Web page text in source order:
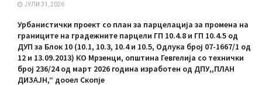
ЈУЛИ 31, 2026
Урбанистички проект со план за парцелација за промена на
границите на градежните парцели ГП 10.4.8 и ГП 10.4.5 од
ДУП за Блок 10 (10.1, 10.3, 10.4 и 10.5, Одлука број 07-1667/1 од
12 и 13.09.2013) КО Мрзенци, општина Гевгелија со технички
број 236/24 од март 2026 година изработен од ДПУ,,ПЛАН
ДИЗАЈН,“ дооел Скопје